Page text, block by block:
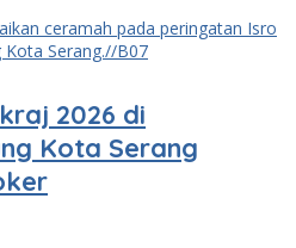
2026 di
Kota Serang